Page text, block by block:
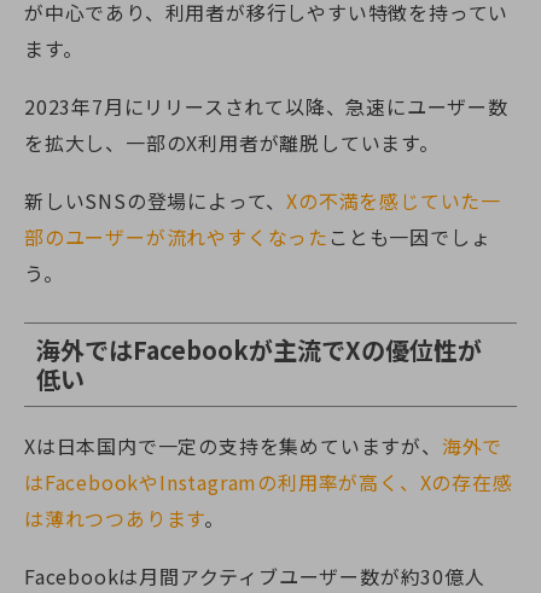
が中心であり、利用者が移行しやすい特徴を持ってい
ます。
2023年7月にリリースされて以降、急速にユーザー数
を拡大し、一部のX利用者が離脱しています。
新しいSNSの登場によって、Xの不満を感じていた一
部のユーザーが流れやすくなった ことも一因でしょ
う。
海外ではFacebookが主流でXの優位性が
低い
Xは日本国内で一定の支持を集めていますが、 海外で
はFacebookやInstagramの利用率が高く、Xの存在感
は薄れつつあります。
Facebookは月間アクティブユーザー数が約30億人